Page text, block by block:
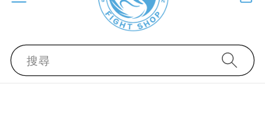
搜尋